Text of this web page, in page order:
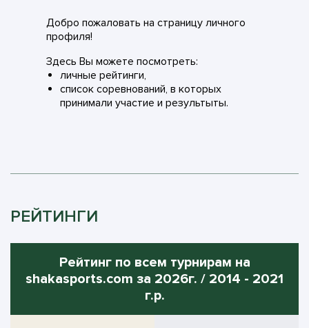
Добро пожаловать на страницу личного
профиля!
Здесь Вы можете посмотреть:
личные рейтинги,
список соревнований, в которых
принимали участие и результыты.
РЕЙТИНГИ
Рейтинг по всем турнирам на
shakasports.com за 2026г. / 2014 - 2021
г.р.